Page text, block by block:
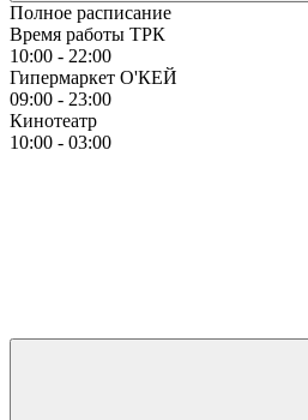
Полное расписание
Время работы ТРК
10:00 - 22:00
Гипермаркет О'КЕЙ
09:00 - 23:00
Кинотеатр
10:00 - 03:00